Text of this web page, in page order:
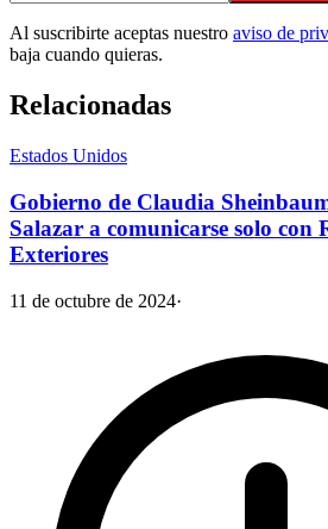
Al suscribirte aceptas nuestro aviso de
baja cuando quieras.
Relacionadas
Estados Unidos
Gobierno de Claudia
Salazar a comunicarse solo con
Exteriores
11 de octubre de 2024·